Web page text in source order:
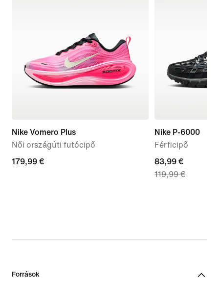
Nike Vomero Plus
Női országúti futócipő
179,99
179,99 €
Nike P-6000
Férficipő
current
price
83,99 €
119,99 €
Források